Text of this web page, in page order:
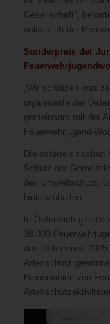
Gesellschaft“,
anlässlich der
Sonderpreis der
„Wir schützen was
organisierte der
gemeinsam mit der
Feuerwehrjugend-
Die österreichischen
Schutz der
den Umweltschutz,
hintanzuhalten.
In Österreich gibt es
38.000
den Osterferien
Artenschutz
Bienenweide von